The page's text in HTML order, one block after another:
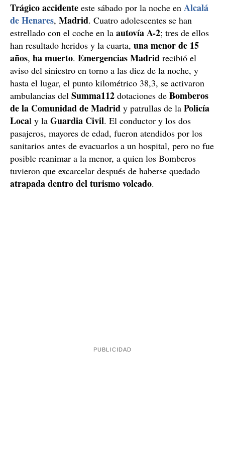
Trágico accidente este sábado por la noche en Alcalá
de Henares, Madrid. Cuatro adolescentes se han
estrellado con el coche en la autovía A-2; tres de ellos
han resultado heridos y la cuarta, una menor de 15
años, ha muerto. Emergencias Madrid recibió el
aviso del siniestro en torno a las diez de la noche, y
hasta el lugar, el punto kilométrico 38,3, se activaron
ambulancias del Summa112 dotaciones de Bomberos
de la Comunidad de Madrid y patrullas de la Policía
Local y la Guardia Civil. El conductor y los dos
pasajeros, mayores de edad, fueron atendidos por los
sanitarios antes de evacuarlos a un hospital, pero no fue
posible reanimar a la menor, a quien los Bomberos
tuvieron que excarcelar después de haberse quedado
atrapada dentro del turismo volcado.